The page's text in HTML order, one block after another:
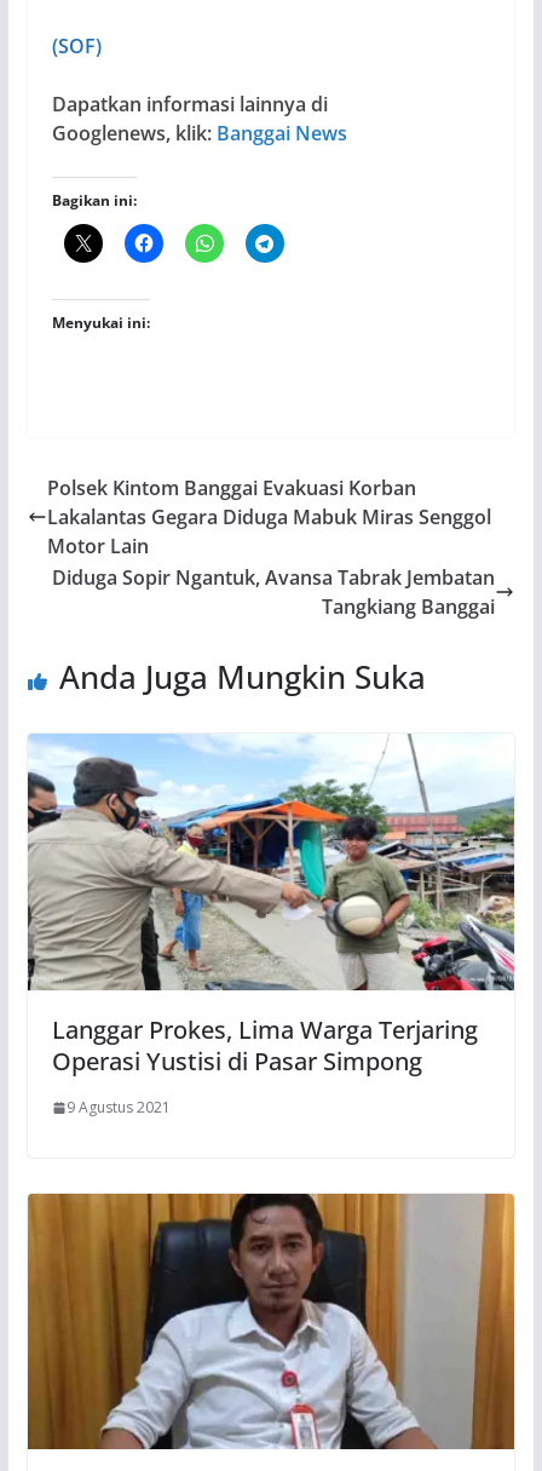
(SOF)
Dapatkan informasi lainnya di
Googlenews, klik: Banggai News
Bagikan ini:
Menyukai ini:
Polsek Kintom Banggai Evakuasi Korban
Lakalantas Gegara Diduga Mabuk Miras Senggol
Motor Lain
Diduga Sopir Ngantuk, Avansa Tabrak Jembatan
Tangkiang Banggai
Anda Juga Mungkin Suka
Langgar Prokes, Lima Warga Terjaring
Operasi Yustisi di Pasar Simpong
9 Agustus 2021